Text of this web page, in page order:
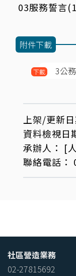
03服務誓言
附件下載
下載 3公
上架/更新日
資料檢視日
承辦人： [
聯絡電話：
社區營造業務
02-27815692